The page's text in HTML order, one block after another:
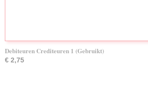
Debiteuren Crediteuren 1 (Gebruikt)
€ 2,75